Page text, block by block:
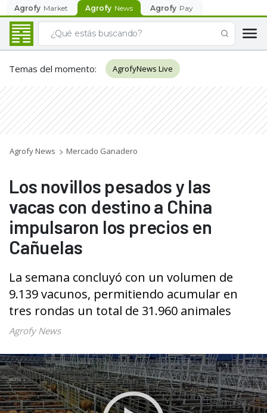
Agrofy Market Agrofy News Agrofy Pay
Temas del momento: AgrofyNews Live
Agrofy News Mercado Ganadero
Los novillos pesados y las
vacas con destino a China
impulsaron los precios en
Cañuelas
La semana concluyó con un volumen de
9.139 vacunos, permitiendo acumular en
tres rondas un total de 31.960 animales
Agrofy News